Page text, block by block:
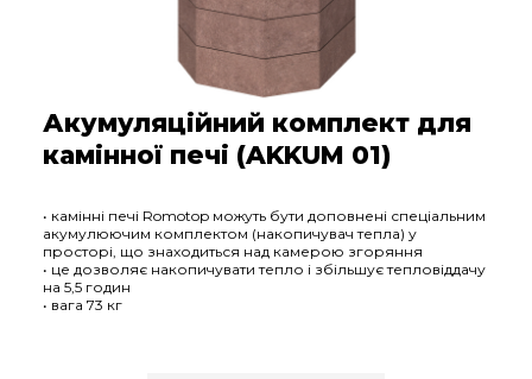
Акумуляційний комплект для
камінної печі (AKKUM 01)
• камінні печі Romotop можуть бути доповнені спеціальним
акумулюючим комплектом (накопичувач тепла) у
просторі, що знаходиться над камерою згоряння
• це дозволяє накопичувати тепло і збільшує тепловіддачу
на 5,5 годин
• вага 73 кг